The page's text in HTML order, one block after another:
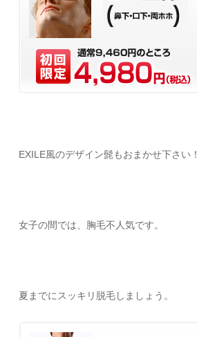
EXILE風のデザイン髭もおまかせ下さい！
女子の間では、胸毛不人気です。
夏までにスッキリ脱毛しましょう。